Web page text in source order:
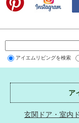
アイエムリビングを検索
ア
玄関ドア・室内